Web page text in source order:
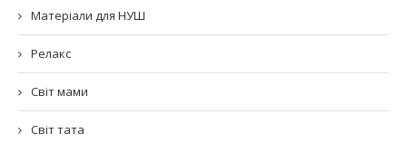
Матеріали для НУШ
Релакс
Світ мами
Світ тата